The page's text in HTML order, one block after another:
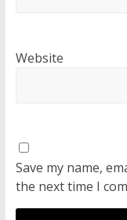
Website
Save my name,
the next time I